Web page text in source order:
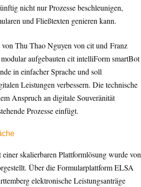
nicht nur Prozesse beschleunigen,
und Fließtexten genieren kann.
Thu Thao Nguyen von cit und Franz
aufgebauten cit intelliForm smartBot
in einfacher Sprache und soll
Leistungen verbessern. Die technische
Anspruch an digitale Souveränität
Prozesse einfügt.
skalierbaren Plattformlösung wurde von
Über die Formularplattform ELSA
elektronische Leistungsanträge